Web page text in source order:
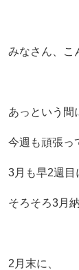
みなさん、こ
あっという間
今週も頑張っ
3月も早2週目
そろそろ3月
2月末に、